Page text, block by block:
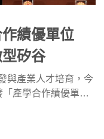
績優單位
矽谷
與產業人才培育，今
「產學合作績優單
獎次數為全國私立大
學術資源，深耕產業